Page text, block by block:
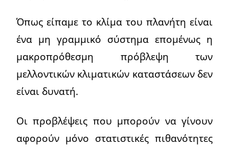
Όπως είπαμε το κλίμα του πλανήτη είναι
ένα μη γραμμικό σύστημα επομένως η
μακροπρόθεσμη πρόβλεψη των
μελλοντικών κλιματικών καταστάσεων δεν
είναι δυνατή.
Οι προβλέψεις που μπορούν να γίνουν
αφορούν μόνο στατιστικές πιθανότητες